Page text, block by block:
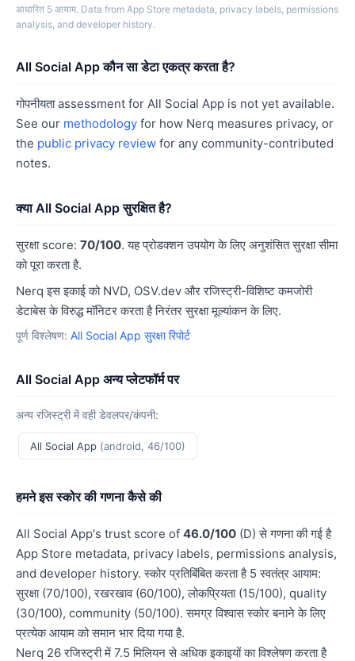
आधारित 5 आयाम. Data from App Store metadata, privacy labels, permissions
analysis, and developer history.
All Social App कौन सा डेटा एकत्र करता है?
गोपनीयता assessment for All Social App is not yet available.
See our methodology for how Nerq measures privacy, or
the public privacy review for any community-contributed
notes.
क्या All Social App सुरक्षित है?
सुरक्षा score: 70/100. यह प्रोडक्शन उपयोग के लिए अनुशंसित सुरक्षा सीमा
को पूरा करता है.
Nerq इस इकाई को NVD, OSV.dev और रजिस्ट्री-विशिष्ट कमजोरी
डेटाबेस के विरुद्ध मॉनिटर करता है निरंतर सुरक्षा मूल्यांकन के लिए.
पूर्ण विश्लेषण: All Social App सुरक्षा रिपोर्ट
All Social App अन्य प्लेटफॉर्म पर
अन्य रजिस्ट्री में वही डेवलपर/कंपनी:
All Social App (android, 46/100)
हमने इस स्कोर की गणना कैसे की
All Social App's trust score of 46.0/100 (D) से गणना की गई है
App Store metadata, privacy labels, permissions analysis,
and developer history. स्कोर प्रतिबिंबित करता है 5 स्वतंत्र आयाम:
सुरक्षा (70/100), रखरखाव (60/100), लोकप्रियता (15/100), quality
(30/100), community (50/100). समग्र विश्वास स्कोर बनाने के लिए
प्रत्येक आयाम को समान भार दिया गया है.
Nerq 26 रजिस्ट्री में 7.5 मिलियन से अधिक इकाइयों का विश्लेषण करता है